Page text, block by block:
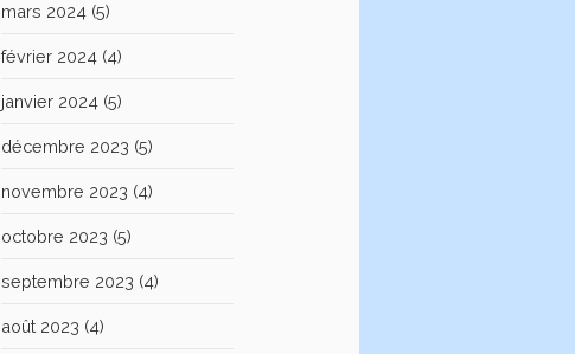
mars 2024 (5)
février 2024 (4)
janvier 2024 (5)
décembre 2023 (5)
novembre 2023 (4)
octobre 2023 (5)
septembre 2023 (4)
août 2023 (4)